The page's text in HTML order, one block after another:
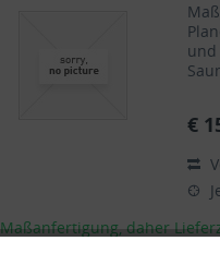
und
€
Maßanfertigung, daher